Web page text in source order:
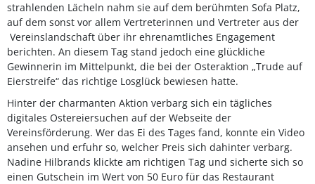
strahlenden Lächeln nahm sie auf dem berühmten Sofa Platz,
auf dem sonst vor allem Vertreterinnen und Vertreter aus der
Vereinslandschaft über ihr ehrenamtliches Engagement
berichten. An diesem Tag stand jedoch eine glückliche
Gewinnerin im Mittelpunkt, die bei der Osteraktion „Trude auf
Eierstreife“ das richtige Losglück bewiesen hatte.
Hinter der charmanten Aktion verbarg sich ein tägliches
digitales Ostereiersuchen auf der Webseite der
Vereinsförderung. Wer das Ei des Tages fand, konnte ein Video
ansehen und erfuhr so, welcher Preis sich dahinter verbarg.
Nadine Hilbrands klickte am richtigen Tag und sicherte sich so
einen Gutschein im Wert von 50 Euro für das Restaurant